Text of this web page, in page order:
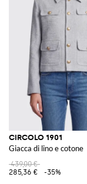
CIRCOLO 1901
Giacca di lino e cotone
439,00 €
285,36 €
-35%